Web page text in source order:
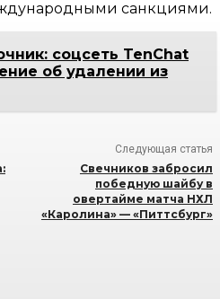
санкциями.
соцсеть TenChat
об удалении из
Следующая статья
Свечников забросил
победную шайбу в
овертайме матча НХЛ
«Каролина» — «Питтсбург»